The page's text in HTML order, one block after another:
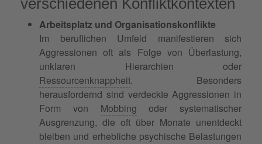
Arbeitsplatz und Organisationskonflikte
Im beruflichen Umfeld manifestieren sich
Aggressionen oft als Folge von Überlastung,
unklaren Hierarchien oder
Ressourcenknappheit. Besonders
herausfordernd sind verdeckte Aggressionen in
Form von Mobbing oder systematischer
Ausgrenzung, die oft über Monate unentdeckt
bleiben und erhebliche psychische Belastungen